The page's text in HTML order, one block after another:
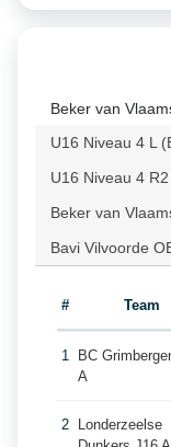
Beker van
U16 Niveau 4 L
U16 Niveau 4
Beker van
Bavi Vilvoorde
# Team
1
BC
A
2
Londerzeelse